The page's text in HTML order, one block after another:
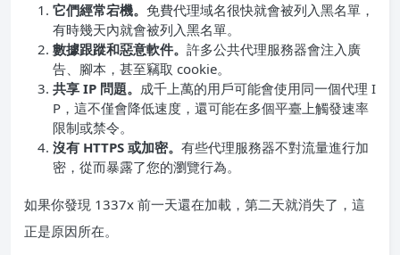
它們經常宕機。 免費代理域名很快就會被列入黑名單，
有時幾天內就會被列入黑名單。
數據跟蹤和惡意軟件。 許多公共代理服務器會注入廣
告、腳本，甚至竊取 cookie。
共享 IP 問題。 成千上萬的用戶可能會使用同一個代理 I
P，這不僅會降低速度，還可能在多個平臺上觸發速率
限制或禁令。
沒有 HTTPS 或加密。 有些代理服務器不對流量進行加
密，從而暴露了您的瀏覽行為。
如果你發現 1337x 前一天還在加載，第二天就消失了，這
正是原因所在。